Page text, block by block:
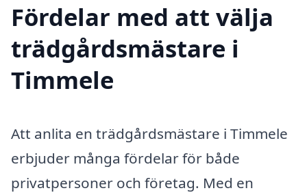
Fördelar med att välja
trädgårdsmästare i
Timmele
Att anlita en trädgårdsmästare i Timmele
erbjuder många fördelar för både
privatpersoner och företag. Med en